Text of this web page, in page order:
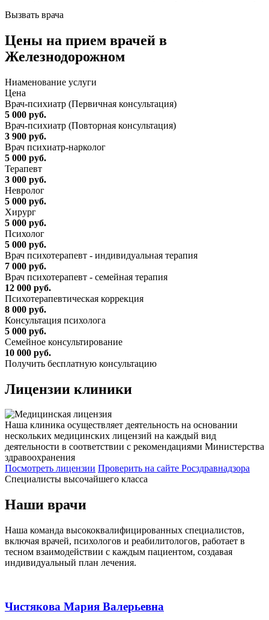
Вызвать врача
Цены на прием врачей в
Железнодорожном
Ниaменование услуги
Цена
Врач-психиатр (Первичная консультация)
5 000 руб.
Врач-психиатр (Повторная консультация)
3 900 руб.
Врач психиатр-нарколог
5 000 руб.
Терапевт
3 000 руб.
Невролог
5 000 руб.
Хирург
5 000 руб.
Психолог
5 000 руб.
Врач психотерапевт - индивидуальная терапия
7 000 руб.
Врач психотерапевт - семейная терапия
12 000 руб.
Психотерапевтическая коррекция
8 000 руб.
Консультация психолога
5 000 руб.
Семейное консультирование
10 000 руб.
Получить бесплатную консультацию
Лицензии клиники
Наша клиника осуществляет деятельность на основании
нескольких медицинских лицензий на каждый вид
деятельности в соответствии с рекомендациями Министерства
здравоохранения
Посмотреть лицензии Проверить на сайте Росздравнадзора
Специалисты высочайшего класса
Наши врачи
Наша команда высококвалифицированных специалистов,
включая врачей, психологов и реабилитологов, работает в
тесном взаимодействии с каждым пациентом, создавая
индивидуальный план лечения.
Чистякова Мария Валерьевна